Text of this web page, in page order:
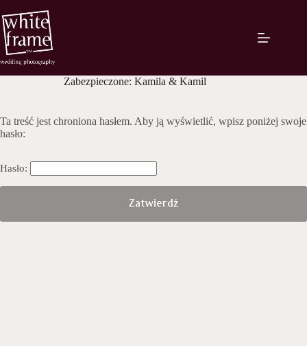
do
treści
Zabezpieczone: Kamila & Kamil
Ta treść jest chroniona hasłem. Aby ją wyświetlić, wpisz poniżej swoje
hasło:
Hasło: